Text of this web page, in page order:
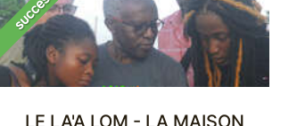
LE LA'A LOM - LA MAISON